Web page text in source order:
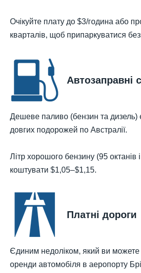
Очікуйте плату до $3/година або
кварталів, щоб припаркуватися
Автозаправні
Дешеве паливо (бензин та дизель)
довгих подорожей по Австралії.
Літр хорошого бензину (95
коштувати $1,05–$1,15.
Платні дороги
Єдиним недоліком, який ви можете
оренди автомобіля в аеропорту